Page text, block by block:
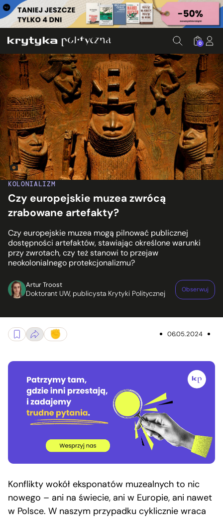
0
KOLONIALIZM
Czy europejskie muzea zwrócą
zrabowane artefakty?
Czy europejskie muzea mogą pilnować publicznej
dostępności artefaktów, stawiając określone warunki
przy zwrotach, czy też stanowi to przejaw
neokolonialnego protekcjonalizmu?
Artur Troost
Doktorant UW, publicysta Krytyki Politycznej Obserwuj
„Brązy z Beninu" z kolekcji British Museum. Fot. Mike Peel/
06.05.2024
Konflikty wokół eksponatów muzealnych to nic
nowego – ani na świecie, ani w Europie, ani nawet
w Polsce. W naszym przypadku cyklicznie wraca